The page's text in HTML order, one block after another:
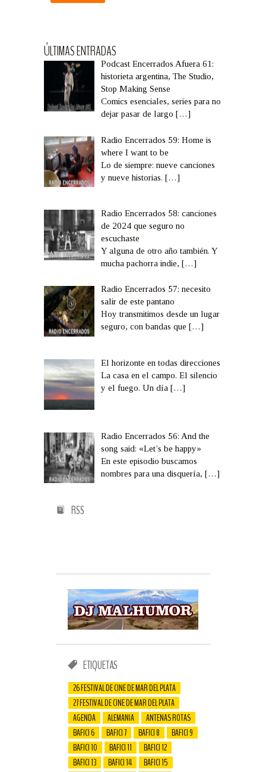
ÚLTIMAS ENTRADAS
Podcast Encerrados Afuera 61:
historieta argentina, The Studio,
Stop Making Sense
Comics esenciales, series para no
dejar pasar de largo[…]
Radio Encerrados 59: Home is
where I want to be
Lo de siempre: nueve canciones
y nueve historias.[…]
Radio Encerrados 58: canciones
de 2024 que seguro no
escuchaste
Y alguna de otro año también. Y
mucha pachorra indie,[…]
Radio Encerrados 57: necesito
salir de este pantano
Hoy transmitimos desde un lugar
seguro, con bandas que[…]
El horizonte en todas direcciones
La casa en el campo. El silencio
y el fuego. Un día[…]
Radio Encerrados 56: And the
song said: «Let’s be happy»
En este episodio buscamos
nombres para una disquería,[…]
RSS
ETIQUETAS
26 FESTIVAL DE CINE DE MAR DEL PLATA
27 FESTIVAL DE CINE DE MAR DEL PLATA
AGENDA
ALEMANIA
ANTENAS ROTAS
BAFICI 6
BAFICI 7 BAFICI 8
BAFICI 9
BAFICI 10
BAFICI 11
BAFICI 12
BAFICI 13
BAFICI 14
BAFICI 15